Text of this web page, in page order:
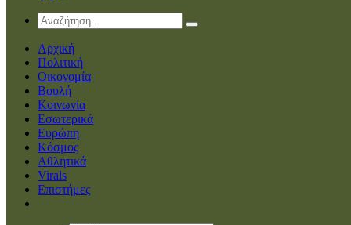
Αρχική
Πολιτική
Οικονομία
Βουλή
Κοινωνία
Εσωτερικά
Ευρώπη
Κόσμος
Αθλητικά
Virals
Επιστήμες